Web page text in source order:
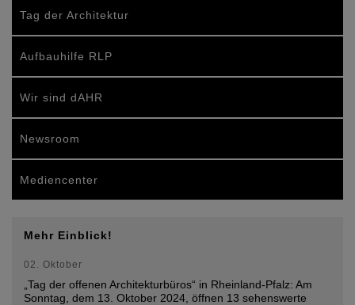
Tag der Architektur
Aufbauhilfe RLP
Wir sind dAHR
Newsroom
Mediencenter
Mehr Einblick!
02. Oktober
„Tag der offenen Architekturbüros“ in Rheinland-Pfalz: Am
Sonntag, dem 13. Oktober 2024, öffnen 13 sehenswerte